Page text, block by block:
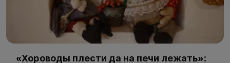
«Хороводы плести да на печи лежать»: